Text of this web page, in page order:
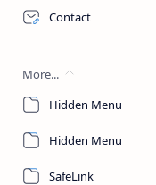
Contact
More...
Hidden Menu
Hidden Menu
SafeLink